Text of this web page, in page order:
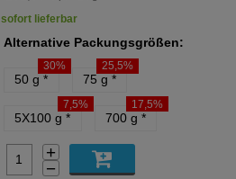
sofort lieferbar
Alternative Packungsgrößen:
50 g*
30%
75 g *
25,5%
5X100 g*
7,5%
700 g *
17,5%
+
−